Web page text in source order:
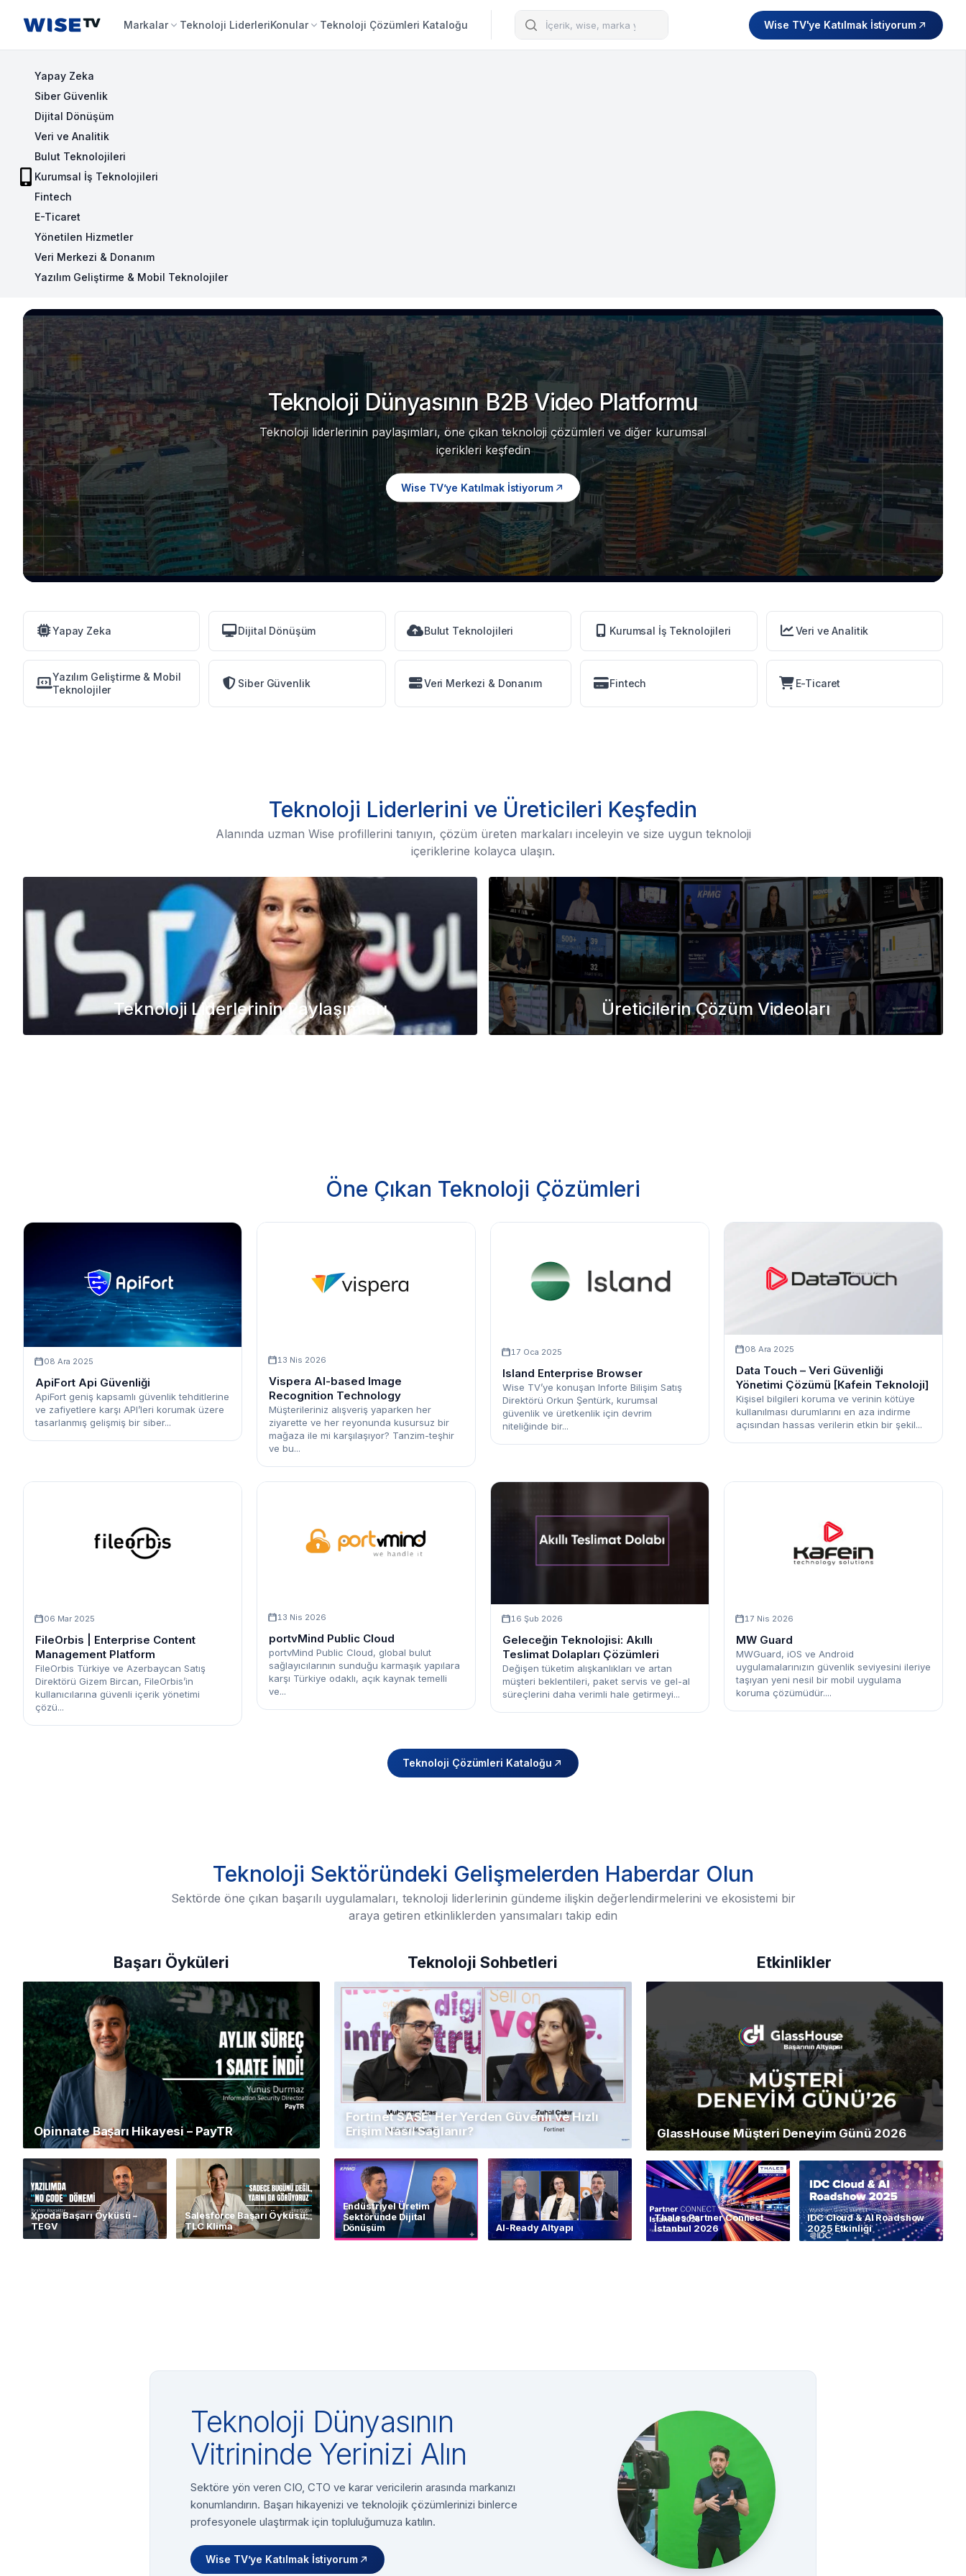
Wise TV Markalar Teknoloji LiderleriKonular Teknoloji Çözümleri Kataloğu Arama Wise TV'ye Katılmak İstiyorum
Yapay Zeka
Siber Güvenlik
Dijital Dönüşüm
Veri ve Analitik
Bulut Teknolojileri
Kurumsal İş Teknolojileri
Fintech
E-Ticaret
Yönetilen Hizmetler
Veri Merkezi & Donanım
Yazılım Geliştirme & Mobil Teknolojiler
Teknoloji Dünyasının B2B Video Platformu
Teknoloji liderlerinin paylaşımları, öne çıkan teknoloji çözümleri ve diğer kurumsal
içerikleri keşfedin
Wise TV’ye Katılmak İstiyorum
Yapay Zeka Dijital Dönüşüm Bulut Teknolojileri Kurumsal İş Teknolojileri Veri ve Analitik
Yazılım Geliştirme & Mobil
Teknolojiler
Siber Güvenlik Veri Merkezi & Donanım Fintech E-Ticaret
Teknoloji Liderlerini ve Üreticileri Keşfedin
Alanında uzman Wise profillerini tanıyın, çözüm üreten markaları inceleyin ve size uygun teknoloji
içeriklerine kolayca ulaşın.
Teknoloji Liderlerinin Paylaşımları Üreticilerin Çözüm Videoları
Öne Çıkan Teknoloji Çözümleri
08 Ara 2025
ApiFort Api Güvenliği
ApiFort geniş kapsamlı güvenlik tehditlerine
ve zafiyetlere karşı API’leri korumak üzere
tasarlanmış gelişmiş bir siber...
13 Nis 2026
Vispera AI-based Image
Recognition Technology
Müşterileriniz alışveriş yaparken her
ziyarette ve her reyonunda kusursuz bir
mağaza ile mi karşılaşıyor? Tanzim-teşhir
ve bu...
17 Oca 2025
Island Enterprise Browser
Wise TV’ye konuşan Inforte Bilişim Satış
Direktörü Orkun Şentürk, kurumsal
güvenlik ve üretkenlik için devrim
niteliğinde bir...
08 Ara 2025
Data Touch – Veri Güvenliği
Yönetimi Çözümü [Kafein Teknoloji]
Kişisel bilgileri koruma ve verinin kötüye
kullanılması durumlarını en aza indirme
açısından hassas verilerin etkin bir şekil...
06 Mar 2025
FileOrbis | Enterprise Content
Management Platform
FileOrbis Türkiye ve Azerbaycan Satış
Direktörü Gizem Bircan, FileOrbis’in
kullanıcılarına güvenli içerik yönetimi
çözü...
13 Nis 2026
portvMind Public Cloud
portvMind Public Cloud, global bulut
sağlayıcılarının sunduğu karmaşık yapılara
karşı Türkiye odaklı, açık kaynak temelli
ve...
16 Şub 2026
Geleceğin Teknolojisi: Akıllı
Teslimat Dolapları Çözümleri
Değişen tüketim alışkanlıkları ve artan
müşteri beklentileri, paket servis ve gel-al
süreçlerini daha verimli hale getirmeyi...
17 Nis 2026
MW Guard
MWGuard, iOS ve Android
uygulamalarınızın güvenlik seviyesini ileriye
taşıyan yeni nesil bir mobil uygulama
koruma çözümüdür....
Teknoloji Çözümleri Kataloğu
Teknoloji Sektöründeki Gelişmelerden Haberdar Olun
Sektörde öne çıkan başarılı uygulamaları, teknoloji liderlerinin gündeme ilişkin değerlendirmelerini ve ekosistemi bir
araya getiren etkinliklerden yansımaları takip edin
Başarı Öyküleri
Opinnate Başarı Hikayesi – PayTR
Xpoda Başarı Öyküsü –
TEGV
Salesforce Başarı Öyküsü:
TLC Klima
Teknoloji Sohbetleri
Fortinet SASE: Her Yerden Güvenli ve Hızlı
Erişim Nasıl Sağlanır?
Endüstriyel Üretim
Sektöründe Dijital
Dönüşüm
AI-Ready Altyapı
Etkinlikler
GlassHouse Müşteri Deneyim Günü 2026
Thales Partner Connect
İstanbul 2026
IDC Cloud & AI Roadshow
2025 Etkinliği
Teknoloji Dünyasının
Vitrininde Yerinizi Alın
Sektöre yön veren CIO, CTO ve karar vericilerin arasında markanızı
konumlandırın. Başarı hikayenizi ve teknolojik çözümlerinizi binlerce
profesyonele ulaştırmak için topluluğumuza katılın.
Wise TV’ye Katılmak İstiyorum